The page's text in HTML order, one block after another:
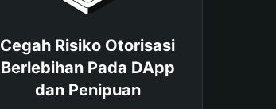
Cegah Risiko Otorisasi
Berlebihan Pada DApp
dan Penipuan